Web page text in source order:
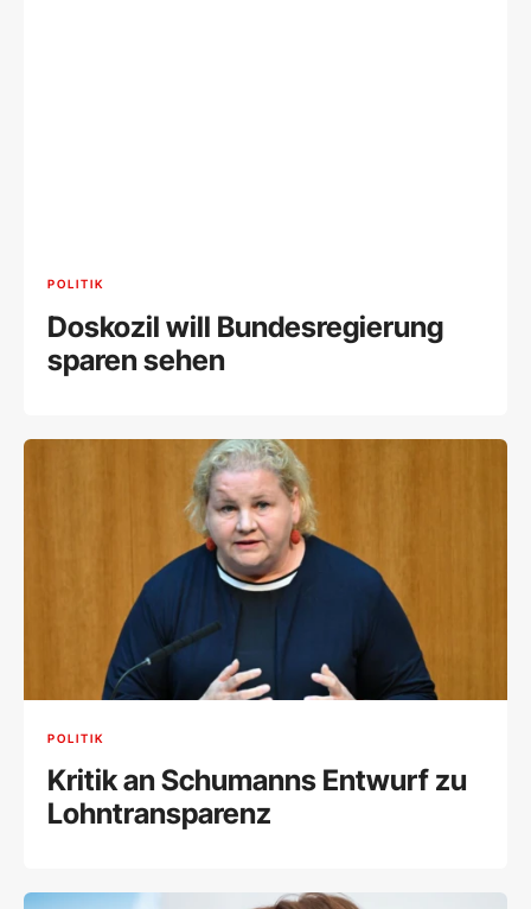
POLITIK
Doskozil will Bundesregierung
sparen sehen
POLITIK
Kritik an Schumanns Entwurf zu
Lohntransparenz